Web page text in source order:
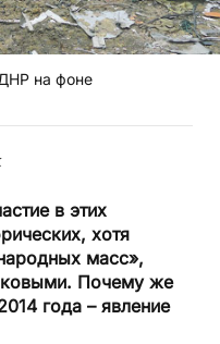
на фоне
в этих
хотя
масс»,
Почему же
года – явление